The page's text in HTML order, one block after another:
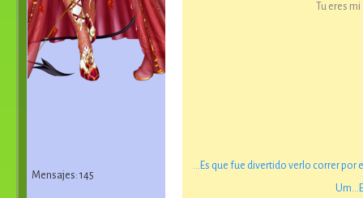
Mensajes: 145
Tu eres
…Es que fue divertido verlo correr por